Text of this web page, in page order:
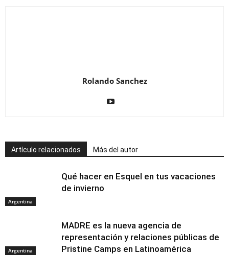
Rolando Sanchez
Artículo relacionados Más del autor
Argentina
Qué hacer en Esquel en tus vacaciones
de invierno
Argentina
MADRE es la nueva agencia de
representación y relaciones públicas de
Pristine Camps en Latinoamérica